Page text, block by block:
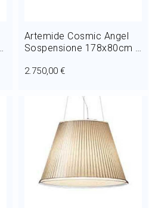
Artemide Cosmic Angel
Sospensione 178x80cm 2
2.750,00 €